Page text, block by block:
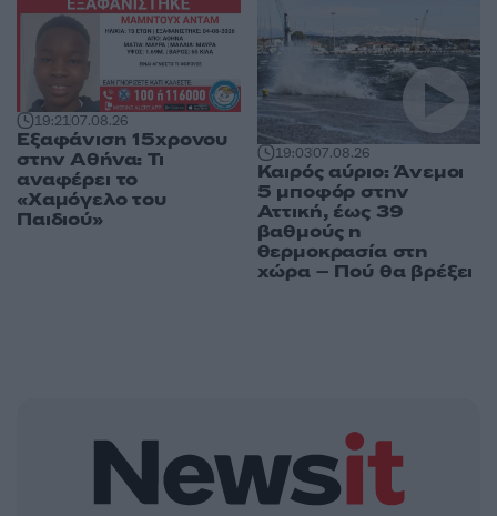
19:2107.08.26
Εξαφάνιση 15χρονου
στην Αθήνα: Τι
αναφέρει το
«Χαμόγελο του
Παιδιού»
19:0307.08.26
Καιρός αύριο: Άνεμοι
5 μποφόρ στην
Αττική, έως 39
βαθμούς η
θερμοκρασία στη
χώρα – Πού θα βρέξει